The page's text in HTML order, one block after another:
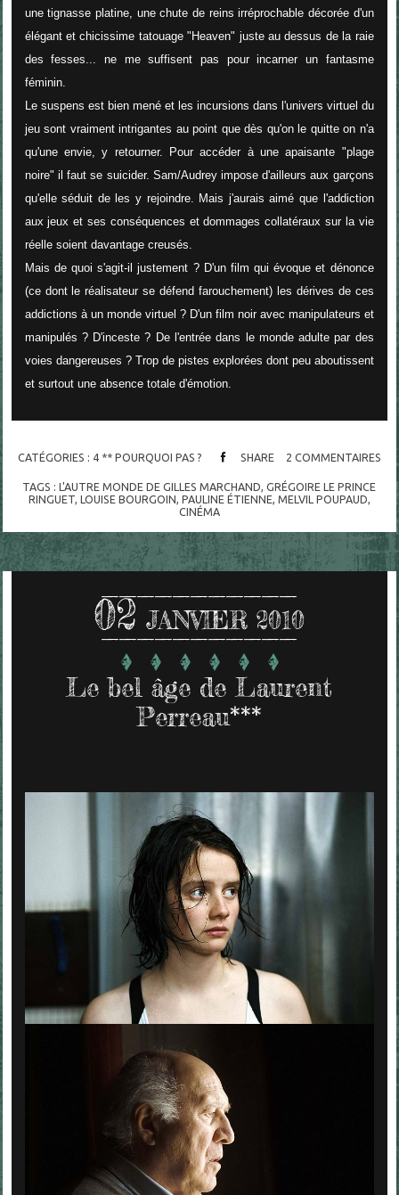
une tignasse platine, une chute de reins irréprochable décorée d'un
élégant et chicissime tatouage "Heaven" juste au dessus de la raie
des fesses... ne me suffisent pas pour incarner un fantasme
féminin.
Le suspens est bien mené et les incursions dans l'univers virtuel du
jeu sont vraiment intrigantes au point que dès qu'on le quitte on n'a
qu'une envie, y retourner. Pour accéder à une apaisante "plage
noire" il faut se suicider. Sam/Audrey impose d'ailleurs aux garçons
qu'elle séduit de les y rejoindre. Mais j'aurais aimé que l'addiction
aux jeux et ses conséquences et dommages collatéraux sur la vie
réelle soient davantage creusés.
Mais de quoi s'agit-il justement ? D'un film qui évoque et dénonce
(ce dont le réalisateur se défend farouchement) les dérives de ces
addictions à un monde virtuel ? D'un film noir avec manipulateurs et
manipulés ? D'inceste ? De l'entrée dans le monde adulte par des
voies dangereuses ? Trop de pistes explorées dont peu aboutissent
et surtout une absence totale d'émotion.
CATÉGORIES : 4 ** POURQUOI PAS ? SHARE 2 COMMENTAIRES
TAGS :L'AUTRE MONDE DE GILLES MARCHAND ,GRÉGOIRE LE PRINCE
RINGUET, LOUISE BOURGOIN PAULINE ÉTIENNE MELVIL POUPAUD
CINÉMA
02 JANVIER 2010
Le bel âge de Laurent
Perreau***